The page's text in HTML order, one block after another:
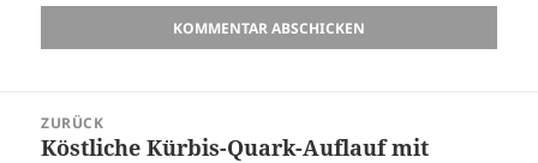
ZURÜCK
Köstliche Kürbis-Quark-Auflauf mit